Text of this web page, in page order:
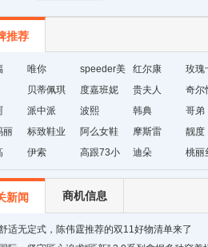
推荐
唯你
speeder美
国暴龙
红尔康
玫瑰
尔
贝蒂佩琪 度嘉班妮 贵夫人 奇尔
派中派 波熙 韩典 哥弟
丽
标致鞋业 阿么女鞋 摩斯雷 靓度
伊索
高跟73小
时
迪朵 桃丽
新闻 商机信息
适无定式，陈伟霆推荐的双11好物清单来了